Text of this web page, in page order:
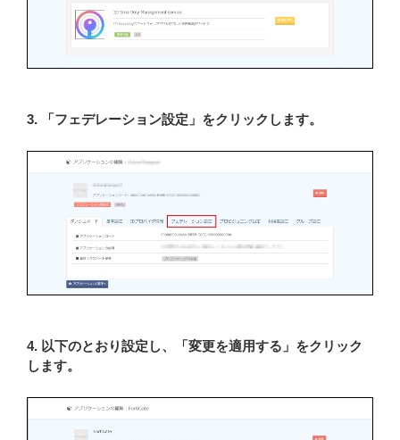
3. 「フェデレーション設定」をクリックします。
4. 以下のとおり設定し、「変更を適用する」をクリック
します。